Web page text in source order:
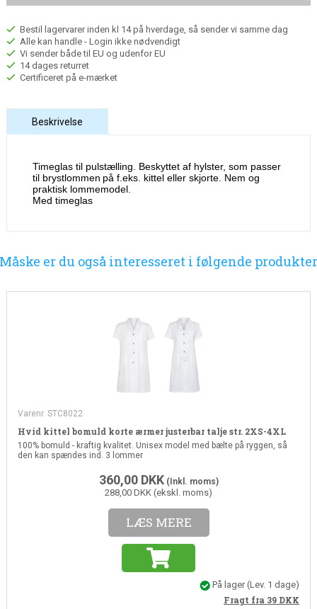
Bestil lagervarer inden kl 14 på hverdage, så sender vi samme dag
Alle kan handle - Login ikke nødvendigt
Vi sender både til EU og udenfor EU
14 dages returret
Certificeret på e-mærket
Beskrivelse
Timeglas til pulstælling. Beskyttet af hylster, som passer
til brystlommen på f.eks. kittel eller skjorte. Nem og
praktisk lommemodel.
Med timeglas
Måske er du også interesseret i følgende produkter
Varenr. STC8022
Hvid kittel bomuld korte ærmer justerbar talje str. 2XS-4XL
100% bomuld - kraftig kvalitet. Unisex model med bælte på ryggen, så
den kan spændes ind. 3 lommer
360,00 DKK(Inkl. moms)
288,00 DKK (ekskl. moms)
LÆS MERE
På lager(Lev. 1 dage)
Fragt fra 39 DKK